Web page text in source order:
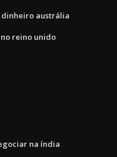
austrália
reino unido
na índia